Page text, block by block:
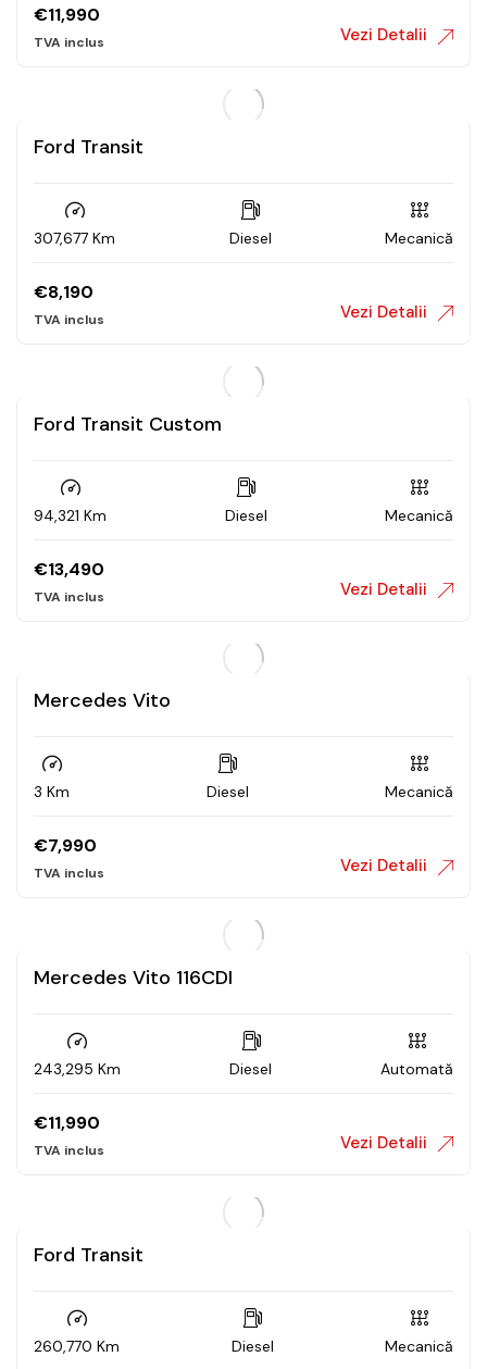
€11,990
Vezi Detalii
Ford Transit
307,677 Km Diesel Mecanică
€8,190
Vezi Detalii
Ford Transit Custom
94,321 Km Diesel Mecanică
€13,490
Vezi Detalii
Mercedes Vito
3 Km Diesel Mecanică
€7,990
Vezi Detalii
Mercedes Vito 116CDI
243,295 Km Diesel Automată
€11,990
Vezi Detalii
Ford Transit
260,770 Km Diesel Mecanică